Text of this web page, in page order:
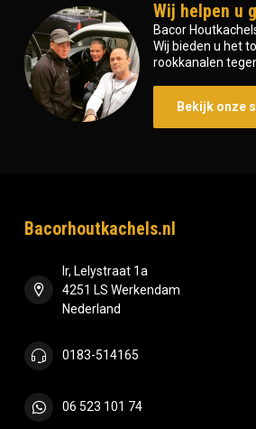
Wij helpen u
Bacor
Wij bieden u het
rookkanalen
Bekijk onze
Bacorhoutkachels.nl
Ir, Lelystraat 1a
4251 LS Werkendam
Nederland
0183-514165
06 523 101 74